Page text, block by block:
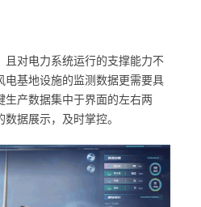
且对电力系统运行的支撑能力不
电基地设施的监测数据更需要具
生产数据集中于界面的左右两
据展示，及时掌控。